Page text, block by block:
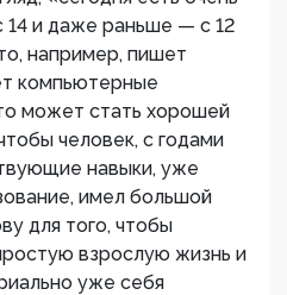
14 и даже раньше — с 12
например, пишет
компьютерные
может стать хорошей
человек, с годами
навыки, уже
имел большой
для того, чтобы
взрослую жизнь и
уже себя